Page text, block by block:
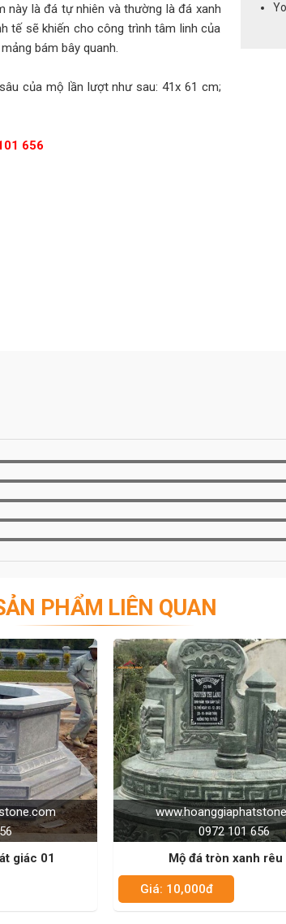
này là đá tự nhiên và thường là đá xanh
tế sẽ khiến cho công trình tâm linh của
bám bây quanh.
của mộ lần lượt như sau: 41x 61 cm;
656
PHẨM LIÊN QUAN
0972 101 656
tròn xanh rêu 01
Mộ đá
Giá: 10,000đ